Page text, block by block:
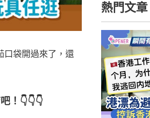
口袋開過來了，還
！👇👇👇
熱門文章